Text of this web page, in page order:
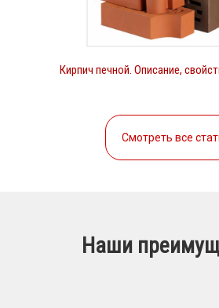
Кирпич печной. Описание,
Смотреть все
Наши